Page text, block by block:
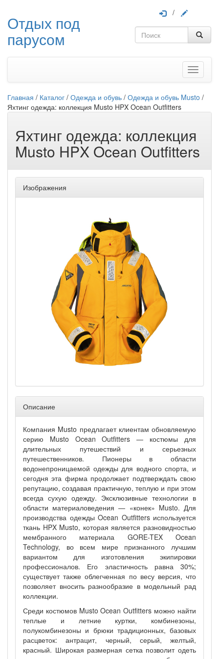
Отдых под
парусом
/
Меню
Главная / Каталог / Одежда и обувь / Одежда и обувь Musto /
Яхтинг одежда: коллекция Musto HPX Ocean Outfitters
Яхтинг одежда: коллекция
Musto HPX Ocean Outfitters
Изображения
Описание
Компания Musto предлагает клиентам обновляемую
серию Musto Ocean Outfitters — костюмы для
длительных путешествий и серьезных
путешественников. Пионеры в области
водонепроницаемой одежды для водного спорта, и
сегодня эта фирма продолжает подтверждать свою
репутацию, создавая практичную, теплую и при этом
всегда сухую одежду. Эксклюзивные технологии в
области материаловедения — «конек» Musto. Для
производства одежды Ocean Outfitters используется
ткань HPX Musto, которая является разновидностью
мембранного материала GORE-TEX Ocean
Technology, во всем мире признанного лучшим
вариантом для изготовления экипировки
профессионалов. Его эластичность равна 30%;
существует также облегченная по весу версия, что
позволяет вносить разнообразие в модельный рад
коллекции.
Среди костюмов Musto Ocean Outfitters можно найти
теплые и летние куртки, комбинезоны,
полукомбинезоны и брюки традиционных, базовых
расцветок: антрацит, черный, серый, желтый,
красный. Широкая размерная сетка позволит одеть